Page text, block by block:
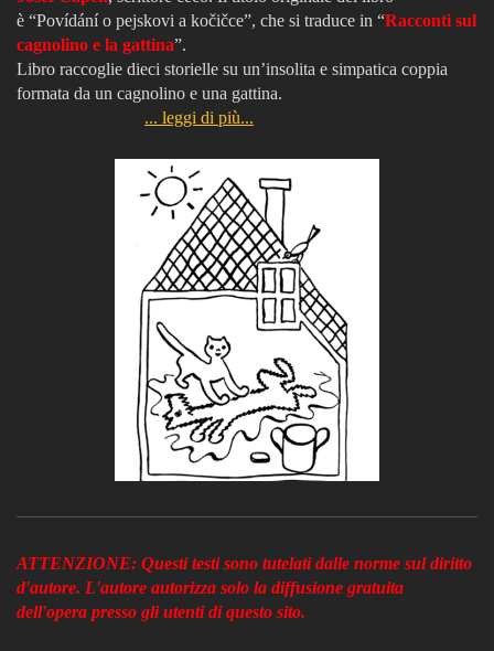
è “Povídání o pejskovi a kočičce”, che si traduce in “Racconti sul
cagnolino e la gattina”.
Libro raccoglie dieci storielle su un’insolita e simpatica coppia
formata da un cagnolino e una gattina.
... leggi di più...
ATTENZIONE: Questi testi sono tutelati dalle norme sul diritto
d'autore. L'autore autorizza solo la diffusione gratuita
dell'opera presso gli utenti di questo sito.